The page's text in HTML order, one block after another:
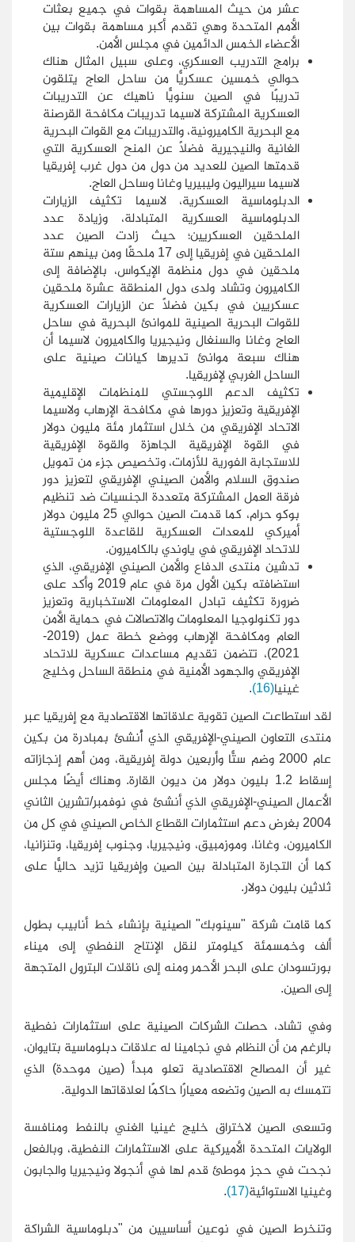
عشر من حيث المساهمة بقوات في جميع بعثات
الأمم المتحدة وهي تقدم أكبر مساهمة بقوات بين
الأعضاء الخمس الدائمين في مجلس الأمن.
برامج التدريب العسكري، وعلى سبيل المثال هناك
حوالي خمسين عسكريًّا من ساحل العاج يتلقون
تدريبًا في الصين سنويًّا ناهيك عن التدريبات
العسكرية المشتركة لاسيما تدريبات مكافحة القرصنة
مع البحرية الكاميرونية، والتدريبات مع القوات البحرية
الغانية والنيجيرية فضلًا عن المنح العسكرية التي
قدمتها الصين للعديد من دول من دول غرب إفريقيا
لاسيما سيراليون وليبيريا وغانا وساحل العاج.
الدبلوماسية العسكرية، لاسيما تكثيف الزيارات
الدبلوماسية العسكرية المتبادلة، وزيادة عدد
الملحقين العسكريين؛ حيث زادت الصين عدد
الملحقين في إفريقيا إلى 17 ملحقًا ومن بينهم ستة
ملحقين في دول منظمة الإيكواس، بالإضافة إلى
الكاميرون وتشاد ولدى دول المنطقة عشرة ملحقين
عسكريين في بكين فضلًا عن الزيارات العسكرية
للقوات البحرية الصينية للموانئ البحرية في ساحل
العاج وغانا والسنغال ونيجيريا والكاميرون لاسيما أن
هناك سبعة موانئ تديرها كيانات صينية على
الساحل الغربي لإفريقيا.
تكثيف الدعم اللوجستي للمنظمات الإقليمية
الإفريقية وتعزيز دورها في مكافحة الإرهاب ولاسيما
الاتحاد الإفريقي من خلال استثمار مئة مليون دولار
في القوة الإفريقية الجاهزة والقوة الإفريقية
للاستجابة الفورية للأزمات، وتخصيص جزء من تمويل
صندوق السلام والأمن الصيني الإفريقي لتعزيز دور
فرقة العمل المشتركة متعددة الجنسيات ضد تنظيم
بوكو حرام، كما قدمت الصين حوالي 25 مليون دولار
أميركي للمعدات العسكرية للقاعدة اللوجستية
للاتحاد الإفريقي في ياوندي بالكاميرون.
تدشين منتدى الدفاع والأمن الصيني الإفريقي، الذي
استضافته بكين الأول مرة في عام 2019 وأكد على
ضرورة تكثيف تبادل المعلومات الاستخبارية وتعزيز
دور تكنولوجيا المعلومات والاتصالات في حماية الأمن
العام ومكافحة الإرهاب ووضع خطة عمل (2019-
2021)، تتضمن تقديم مساعدات عسكرية للاتحاد
الإفريقي والجهود الأمنية في منطقة الساحل وخليج
غينيا(16)
.
لقد استطاعت الصين تقوية علاقاتها الاقتصادية مع إفريقيا عبر
منتدى التعاون الصيني-الإفريقي الذي أُنشئ بمبادرة من بكين
عام 2000 وضم ستًّا وأربعين دولة إفريقية، ومن أهم إنجازاته
إسقاط 1.2 بليون دولار من ديون القارة. وهناك أيضًا مجلس
الأعمال الصيني-الإفريقي الذي أنشئ في نوفمبر/تشرين الثاني
2004 بغرض دعم استثمارات القطاع الخاص الصيني في كل من
الكاميرون، وغانا، وموزمبيق، ونيجيريا، وجنوب إفريقيا، وتنزانيا،
كما أن التجارة المتبادلة بين الصين وإفريقيا تزيد حاليًّا على
ثلاثين بليون دولار.
كما قامت شركة "سينوبك" الصينية بإنشاء خط أنابيب بطول
ألف وخمسمئة كيلومتر لنقل الإنتاج النفطي إلى ميناء
بورتسودان على البحر الأحمر ومنه إلى ناقلات البترول المتجهة
إلى الصين.
وفي تشاد، حصلت الشركات الصينية على استثمارات نفطية
بالرغم من أن النظام في نجامينا له علاقات دبلوماسية بتايوان،
غير أن المصالح الاقتصادية تعلو مبدأ (صين موحدة) الذي
تتمسك به الصين وتضعه معيارًا حاكمًا لعلاقاتها الدولية.
وتسعى الصين لاختراق خليج غينيا الغني بالنفط ومنافسة
الولايات المتحدة الأميركية على الاستثمارات النفطية، وبالفعل
نجحت في حجز موطئ قدم لها في أنجولا ونيجيريا والجابون
وغينيا الاستوائية(17)
.
وتنخرط الصين في نوعين أساسيين من "دبلوماسية الشراكة